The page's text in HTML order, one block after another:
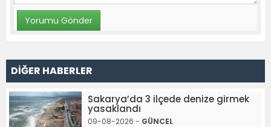
DİĞER HABERLER
Sakarya’da 3 ilçede denize girmek
yasaklandı
09-08-2026 - GÜNCEL